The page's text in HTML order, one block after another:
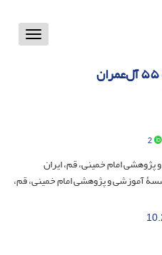
Toggle
2
امام خمینی، قم، ایران
آموزشی و پژوهشی امام خمینی، قم،